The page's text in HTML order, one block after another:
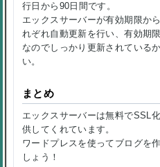
行日から90日間です。
エックスサーバーが有効期限か
れぞれ自動更新を行い、有効期
なのでしっかり更新されている
い。
まとめ
エックスサーバーは無料でSSL
供してくれています。
ワードプレスを使ってブログを
しょう！